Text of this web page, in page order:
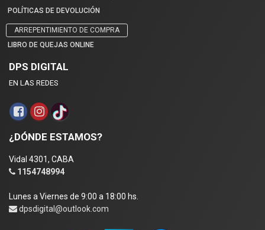
POLÍTICAS DE DEVOLUCIÓN
ARREPENTIMIENTO DE COMPRA
LIBRO DE QUEJAS ONLINE
DPS DIGITAL
EN LAS REDES
¿DÓNDE ESTAMOS?
Vidal 4301, CABA
1154748994
Lunes a Viernes de 9:00 a 18:00 hs.
dpsdigital@outlook.com